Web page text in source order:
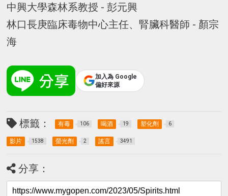
中興大學森林系教授 - 彭元興
林口長庚臨床毒物中心主任、腎臟科醫師 - 顏宗
海
加入為 Google
偏好來源
標籤： 有毒 106 喝酒 19 塑化劑 6
影片 1538 螢光劑 2 謠言 3491
分享：